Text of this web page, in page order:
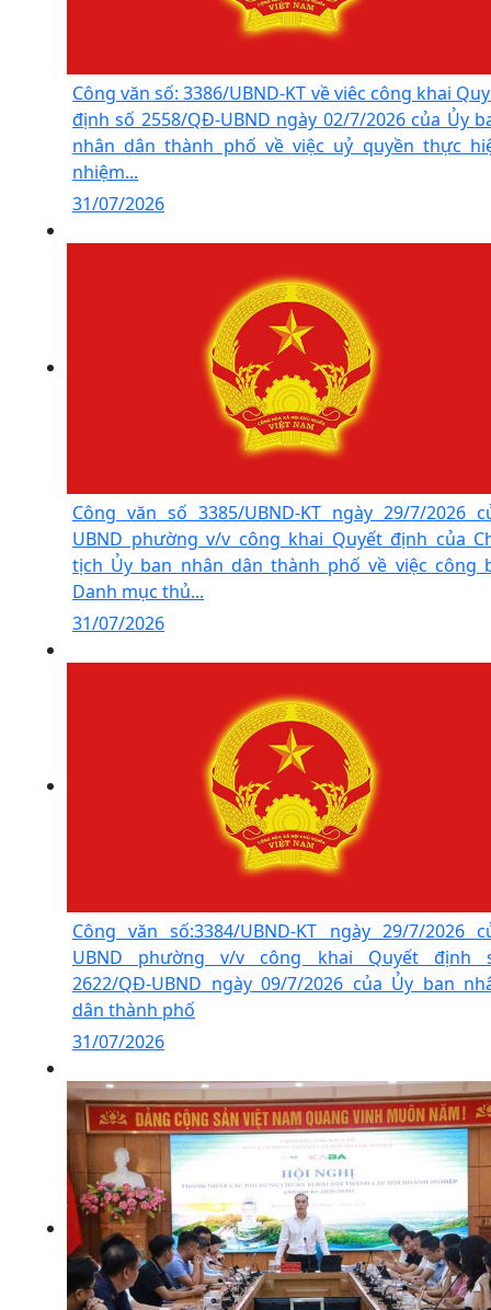
Công văn số: 3386/UBND-KT về viêc công khai
định số 2558/QĐ-UBND ngày 02/7/2026 của Ủy
nhân dân thành phố về việc uỷ quyền thực
nhiệm...
31/07/2026
Công văn số 3385/UBND-KT ngày 29/7/2026
UBND phường v/v công khai Quyết định của
tịch Ủy ban nhân dân thành phố về việc công
Danh mục thủ...
31/07/2026
Công văn số:3384/UBND-KT ngày 29/7/2026
UBND phường v/v công khai Quyết định
2622/QĐ-UBND ngày 09/7/2026 của Ủy ban
dân thành phố
31/07/2026